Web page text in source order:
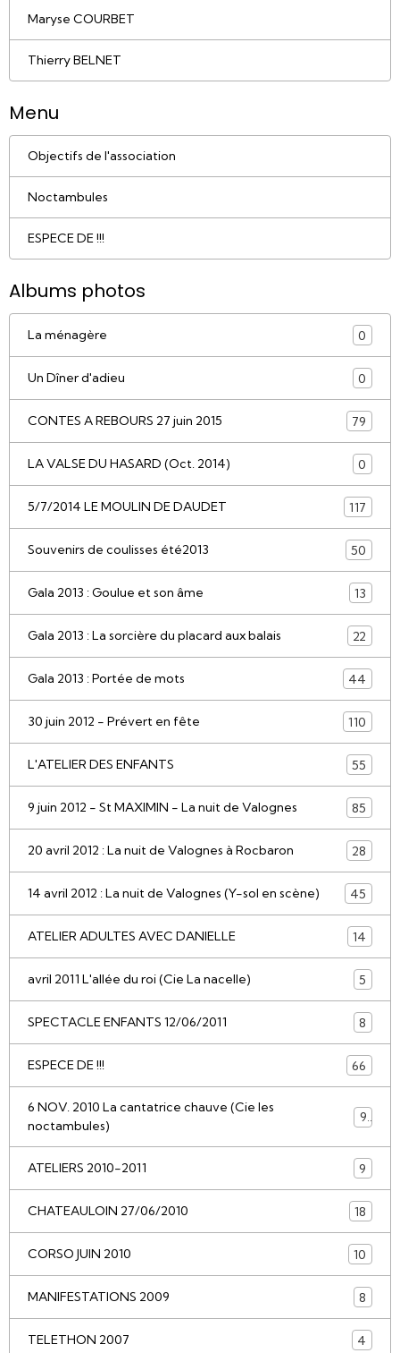
Maryse COURBET
Thierry BELNET
Menu
Objectifs de l'association
Noctambules
ESPECE DE !!!
Albums photos
La ménagère 0
Un Dîner d'adieu 0
CONTES A REBOURS 27 juin 2015 79
LA VALSE DU HASARD (Oct. 2014) 0
5/7/2014 LE MOULIN DE DAUDET 117
Souvenirs de coulisses été2013 50
Gala 2013 : Goulue et son âme 13
Gala 2013 : La sorcière du placard aux balais 22
Gala 2013 : Portée de mots 44
30 juin 2012 - Prévert en fête 110
L'ATELIER DES ENFANTS 55
9 juin 2012 - St MAXIMIN - La nuit de Valognes 85
20 avril 2012 : La nuit de Valognes à Rocbaron 28
14 avril 2012 : La nuit de Valognes (Y-sol en scène) 45
ATELIER ADULTES AVEC DANIELLE 14
avril 2011 L'allée du roi (Cie La nacelle) 5
SPECTACLE ENFANTS 12/06/2011 8
ESPECE DE !!! 66
6 NOV. 2010 La cantatrice chauve (Cie les
noctambules)
9
ATELIERS 2010-2011 9
CHATEAULOIN 27/06/2010 18
CORSO JUIN 2010 10
MANIFESTATIONS 2009 8
TELETHON 2007 4